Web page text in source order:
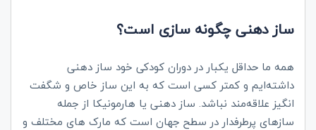
ساز دهنی چگونه سازی است؟
همه ما حداقل یکبار در دوران کودکی خود ساز دهنی
داشته‌ایم و کمتر کسی است که به این ساز خاص و شگفت
انگیز علاقه‌مند نباشد. ساز دهنی یا هارمونیکا از جمله
سازهای پرطرفدار در سطح جهان است که مارک‌ های مختلف و